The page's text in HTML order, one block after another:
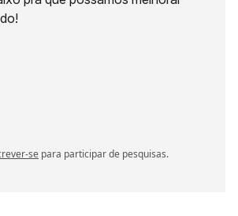
se para participar de pesquisas.